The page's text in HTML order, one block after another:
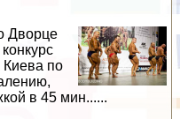
Дворце
по
в 45 мин......